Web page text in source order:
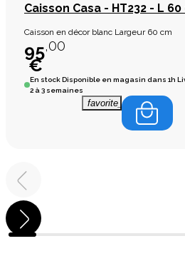
Caisson Casa - HT232 - L
Caisson en décor blanc Largeur 60 cm
95,00
€
En stockDisponible en magasin dans 1h
2 à 3 semaines
favorite_border